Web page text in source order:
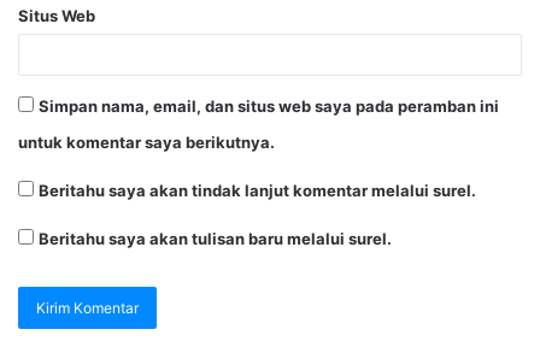
Situs Web
Simpan nama, email, dan situs web saya pada peramban ini
untuk komentar saya berikutnya.
Beritahu saya akan tindak lanjut komentar melalui surel.
Beritahu saya akan tulisan baru melalui surel.